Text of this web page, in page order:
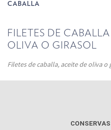
CABALLA
FILETES DE
OLIVA O GIRASOL
Filetes de caballa, aceite de oliva o